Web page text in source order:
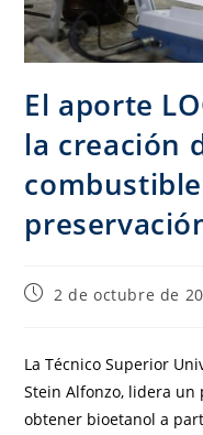
El aporte
la creación
2 de octubre de
La Técnico Superior
Stein Alfonzo, lidera un
obtener bioetanol a